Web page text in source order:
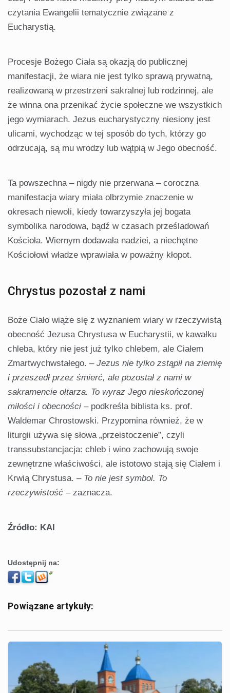
czytania Ewangelii tematycznie związane z
Eucharystią.
Procesje Bożego Ciała są okazją do publicznej
manifestacji, że wiara nie jest tylko sprawą prywatną,
realizowaną w przestrzeni sakralnej lub rodzinnej, ale
że winna ona przenikać życie społeczne we wszystkich
jego wymiarach. Jezus eucharystyczny niesiony jest
ulicami, wychodząc w tej sposób do tych, którzy go
odrzucają, są mu wrodzy lub wątpią w Jego obecność.
Ta powszechna – nigdy nie przerwana – coroczna
manifestacja wiary miała olbrzymie znaczenie w
okresach niewoli, kiedy towarzyszyła jej bogata
symbolika narodowa, bądź w czasach prześladowań
Kościoła. Wiernym dodawała nadziei, a niechętne
Kościołowi władze wprawiała w poważny kłopot.
Chrystus pozostał z nami
Boże Ciało wiąże się z wyznaniem wiary w rzeczywistą
obecność Jezusa Chrystusa w Eucharystii, w kawałku
chleba, który nie jest już tylko chlebem, ale Ciałem
Zmartwychwstałego. – Jezus nie tylko zstąpił na ziemię
i przeszedł przez śmierć, ale pozostał z nami w
sakramencie ołtarza. To wyraz Jego nieskończonej
miłości i obecności – podkreśla biblista ks. prof.
Waldemar Chrostowski. Przypomina również, że w
liturgii używa się słowa „przeistoczenie”, czyli
transsubstancjacja: chleb i wino zachowują swoje
zewnętrzne właściwości, ale istotowo stają się Ciałem i
Krwią Chrystusa. –To nie jest symbol. To
rzeczywistość – zaznacza.
Źródło: KAI
Udostępnij na:
Powiązane artykuły: